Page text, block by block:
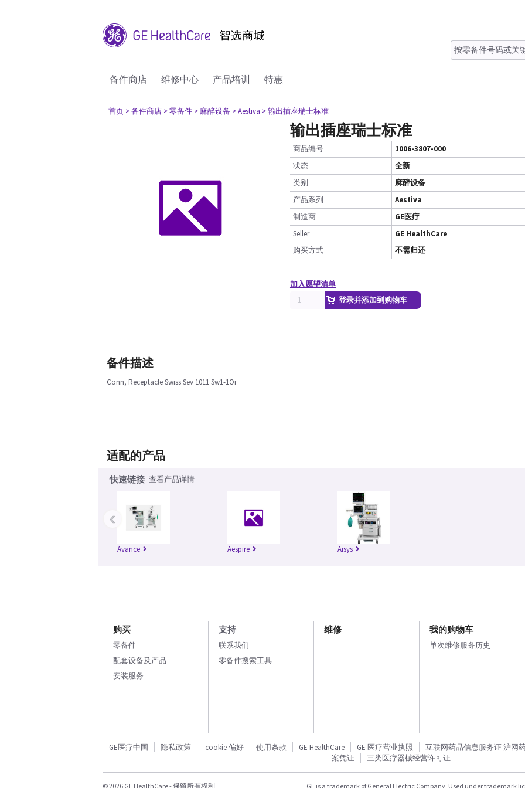
备件商店 维修中心 产品培训 特惠
首页 > 备件商店 > 零备件 > 麻醉设备 > Aestiva > 输出插座瑞士标准
输出插座瑞士标准
商品编号
1006-3807-000
状态
全新
类别
麻醉设备
产品系列
Aestiva
制造商
GE医疗
Seller
GE HealthCare
购买方式
不需归还
加入愿望清单
登录并添加到购物车
备件描述
Conn, Receptacle Swiss Sev 1011 Sw1-1Or
适配的产品
快速链接 查看产品详情
Avance Aespire Aisys
‹
购买
零备件
配套设备及产品
安装服务
支持
联系我们
零备件搜索工具
维修 我的购物车
单次维修服务历史
GE医疗中国 隐私政策 cookie 偏好 使用条款 GE HealthCare GE 医疗营业执照
互联网药品信息服务证 沪网
案凭证
三类医疗器械经营许可证
© 2026 GE HealthCare - 保留所有权利 GE is a trademark of General Electric Company. Used under trademark